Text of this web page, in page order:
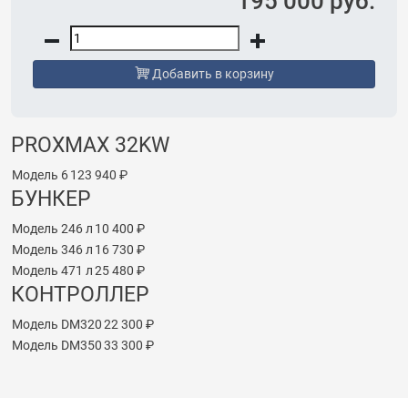
Добавить в корзину
PROXMAX 32KW
Модель 6123 940 ₽
БУНКЕР
Модель 246 л 10 400 ₽
Модель 346 л 16 730 ₽
Модель 471 л25 480 ₽
КОНТРОЛЛЕР
Модель DM32022 300 ₽
Модель DM35033 300 ₽